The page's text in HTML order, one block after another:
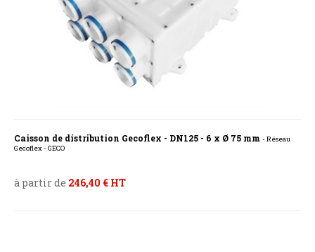
Caisson de distribution Gecoflex - DN125 - 6 x Ø 75 mm - Réseau
Gecoflex - GECO
à partir de 246,40 € HT